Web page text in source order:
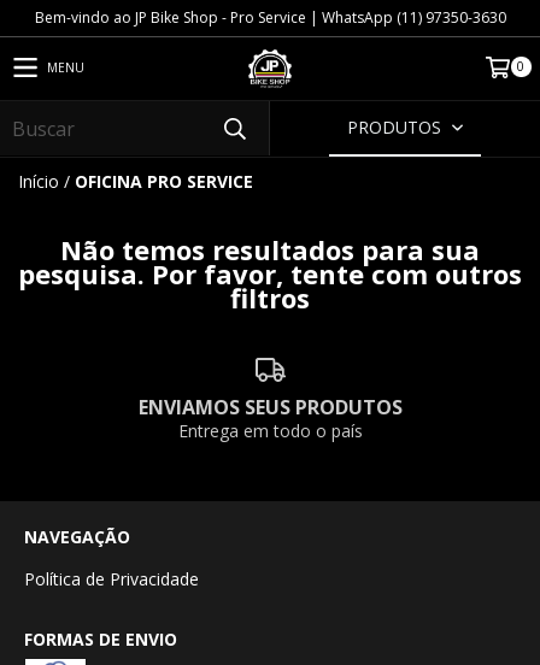
Bem-vindo ao JP Bike Shop - Pro Service | WhatsApp (11) 97350-3630
MENU 0
PRODUTOS
Início / OFICINA PRO SERVICE
Não temos resultados para sua
pesquisa. Por favor, tente com outros
filtros
ENVIAMOS SEUS PRODUTOS
Entrega em todo o país
NAVEGAÇÃO
Política de Privacidade
FORMAS DE ENVIO